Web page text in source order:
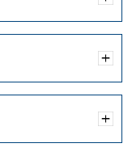
く
く
く